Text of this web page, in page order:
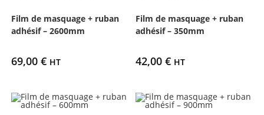
Film de masquage + ruban
adhésif – 2600mm
69,00 € HT
Film de masquage + ruban
adhésif – 350mm
42,00€ HT